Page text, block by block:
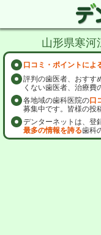
山形県寒河
口コミ・ポイントによ
評判の歯医者、おすす
くない歯医者、治療費
各地域の歯科医院の口
募集中です。皆様の投
デンターネットは、登
最多の情報を誇る歯科